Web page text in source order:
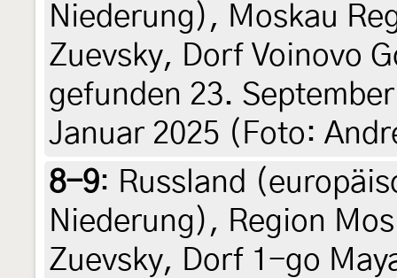
Niederung), Moskau
Zuevsky, Dorf Voinovo
gefunden 23.
Januar 2025 (Foto:
8-9: Russland
Niederung), Region
Zuevsky, Dorf 1-go